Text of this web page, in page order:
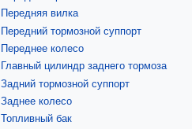
Передняя вилка
Передний тормозной суппорт
Переднее колесо
Главный цилиндр заднего тормоза
Задний тормозной суппорт
Заднее колесо
Топливный бак